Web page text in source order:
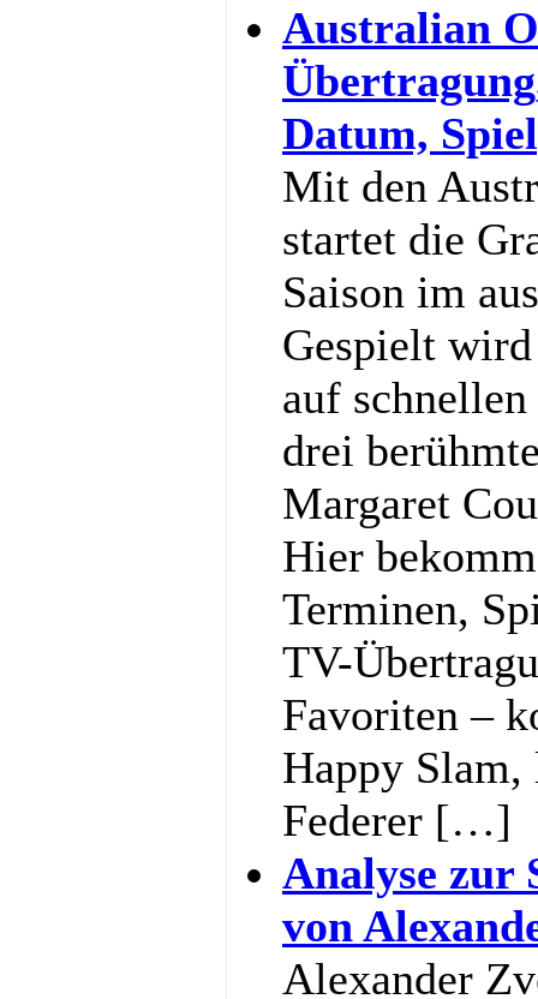
Australian
Datum,
Mit den
startet die
Saison im
Gespielt
auf
drei
Margaret
Hier
Terminen,
TV-
Favoriten –
Happy Slam,
Federer […]
Analyse zur
von
Alexander